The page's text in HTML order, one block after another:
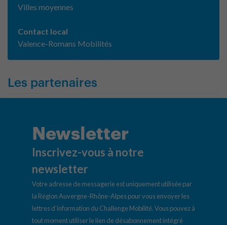
Villes moyennes
Contact local
Valence-Romans Mobilités
Les partenaires
Newsletter
Inscrivez-vous à notre
newsletter
Votre adresse de messagerie est uniquement utilisée par
la Région Auvergne-Rhône-Alpes pour vous envoyer les
lettres d’information du Challenge Mobilité. Vous pouvez à
tout moment utiliser le lien de désabonnement intégré